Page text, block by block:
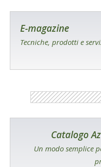
E-magazine
Tecniche, prodotti e
Catalogo
Un modo semplice